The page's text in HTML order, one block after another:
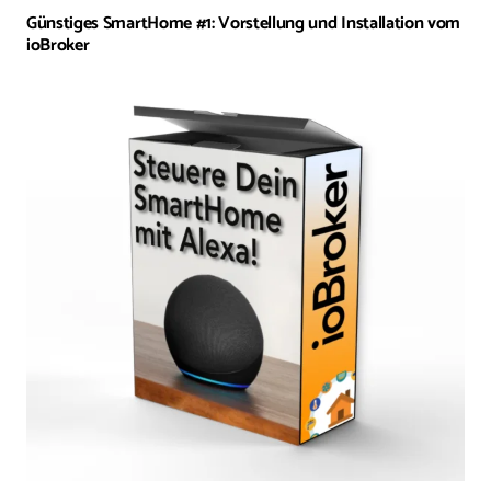
Günstiges SmartHome #1: Vorstellung und Installation vom
ioBroker